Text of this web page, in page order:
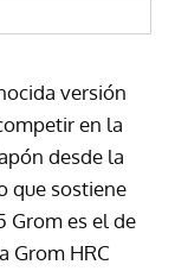
versión
en la
desde la
que sostiene
Grom es el de
Grom HRC